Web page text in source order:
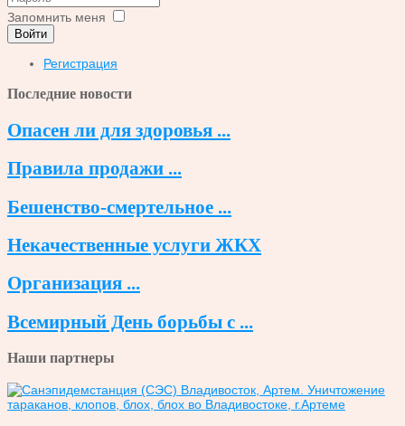
Запомнить меня
Войти
Регистрация
Последние новости
Опасен ли для здоровья ...
Правила продажи ...
Бешенство-смертельное ...
Некачественные услуги ЖКХ
Организация ...
Всемирный День борьбы с ...
Наши партнеры